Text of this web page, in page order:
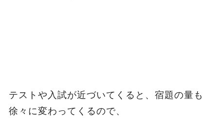
テストや入試が近づいてくると、宿題の量も
徐々に変わってくるので、